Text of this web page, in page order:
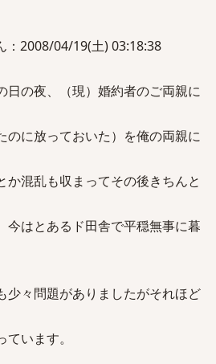
：2008/04/19(土) 03:18:38
日の夜、（現）婚約者のご両親に
のに放っておいた）を俺の両親に
か混乱も収まってその後きちんと
今はとあるド田舎で平穏無事に暮
少々問題がありましたがそれほど
います。